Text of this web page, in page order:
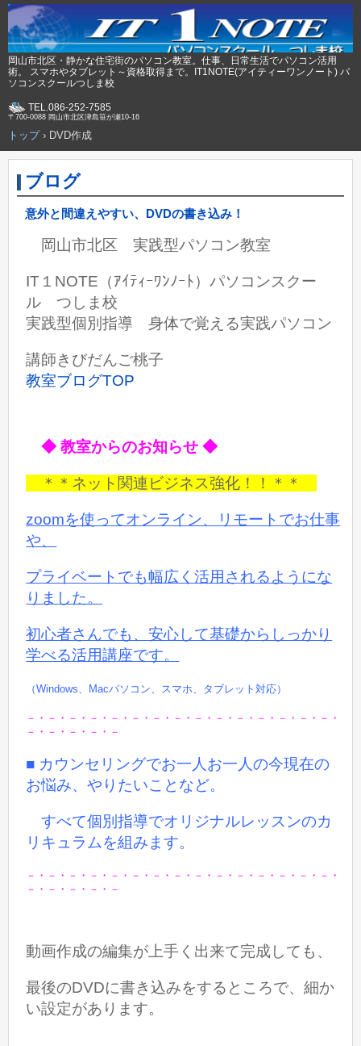
岡山市北区・静かな住宅街のパソコン教室。仕事、日常生活でパソコン活用
術。 スマホやタブレット～資格取得まで。IT1NOTE(アイティーワンノート) パ
ソコンスクールつしま校
TEL.086-252-7585
〒700-0088 岡山市北区津島笹が瀬10-16
トップ› DVD作成
ブログ
意外と間違えやすい、DVDの書き込み！
岡山市北区 実践型パソコン教室
IT１NOTE（ｱｲﾃｨｰﾜﾝﾉｰﾄ）パソコンスクー
ル つしま校
実践型個別指導 身体で覚える実践パソコン
講師きびだんご桃子
教室ブログTOP
◆ 教室からのお知らせ ◆
＊＊ネット関連ビジネス強化！！＊＊
zoomを使ってオンライン、リモートでお仕事
や、
プライベートでも幅広く活用されるようにな
りました。
初心者さんでも、安心して基礎からしっかり
学べる活用講座です。
（Windows、Macパソコン、スマホ、タブレット対応）
－・－・－・－・－・－・－・－・－・－・－・－・－・－・－・
－・－・－・－・－
■ カウンセリングでお一人お一人の今現在の
お悩み、やりたいことなど。
すべて個別指導でオリジナルレッスンのカ
リキュラムを組みます。
－・－・－・－・－・－・－・－・－・－・－・－・－・－・－・
－・－・－・－・－
動画作成の編集が上手く出来て完成しても、
最後のDVDに書き込みをするところで、細か
い設定があります。